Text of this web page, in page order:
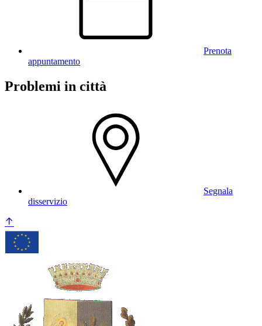
Prenota
appuntamento
Problemi in città
Segnala
disservizio